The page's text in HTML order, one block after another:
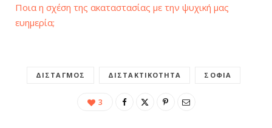
Ποια η σχέση της ακαταστασίας με την ψυχική μας
ευημερία;
ΔΙΣΤΑΓΜΌΣ ΔΙΣΤΑΚΤΙΚΌΤΗΤΑ ΣΟΦΊΑ
3